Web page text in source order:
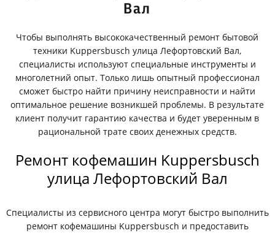
Вал
Чтобы выполнять высококачественный ремонт бытовой
техники Kuppersbusch улица Лефортовский Вал,
специалисты используют специальные инструменты и
многолетний опыт. Только лишь опытный профессионал
сможет быстро найти причину неисправности и найти
оптимальное решение возникшей проблемы. В результате
клиент получит гарантию качества и будет уверенным в
рациональной трате своих денежных средств.
Ремонт кофемашин Kuppersbusch
улица Лефортовский Вал
Специалисты из сервисного центра могут быстро выполнить
ремонт кофемашины Kuppersbusch и предоставить